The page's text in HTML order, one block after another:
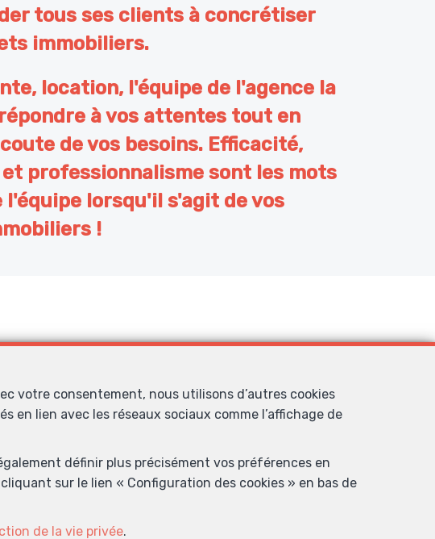
tous ses clients à concrétiser
immobiliers.
location, l'équipe de l'agence la
à vos attentes tout en
de vos besoins. Efficacité,
professionnalisme sont les mots
l'équipe lorsqu'il s'agit de vos
!
???????? Je recommande.
votre consentement, nous utilisons d’autres cookies
lien avec les réseaux sociaux comme l’affichage de
définir plus précisément vos préférences en
sur le lien « Configuration des cookies » en bas de
de la vie privée.